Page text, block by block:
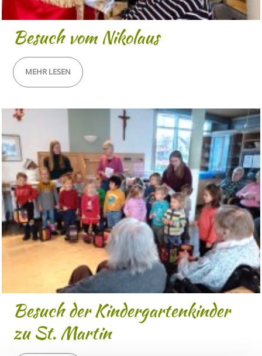
Besuch vom Nikolaus
MEHR LESEN
Besuch der Kindergartenkinder
zu St. Martin